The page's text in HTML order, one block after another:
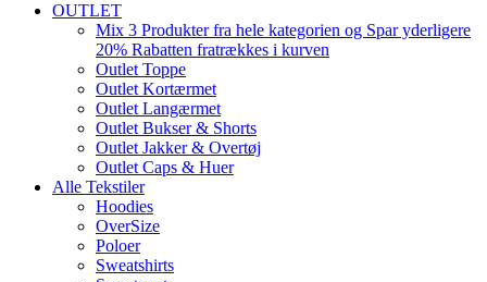
OUTLET
Mix 3 Produkter fra hele kategorien og Spar yderligere
20% Rabatten fratrækkes i kurven
Outlet Toppe
Outlet Kortærmet
Outlet Langærmet
Outlet Bukser & Shorts
Outlet Jakker & Overtøj
Outlet Caps & Huer
Alle Tekstiler
Hoodies
OverSize
Poloer
Sweatshirts